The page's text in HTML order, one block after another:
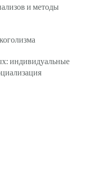
и методы
индивидуальные